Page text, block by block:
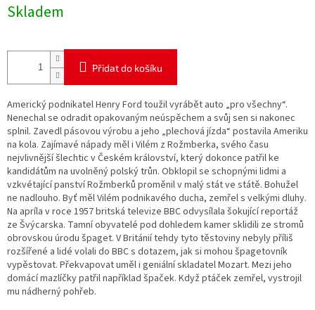
cena:
Skladem
Přidat do košíku
Americký podnikatel Henry Ford toužil vyrábět auto „pro všechny“.
Nenechal se odradit opakovaným neúspěchem a svůj sen si nakonec
splnil. Zavedl pásovou výrobu a jeho „plechová jízda“ postavila Ameriku
na kola. Zajímavé nápady měl i Vilém z Rožmberka, svého času
nejvlivnější šlechtic v Českém království, který dokonce patřil ke
kandidátům na uvolněný polský trůn. Obklopil se schopnými lidmi a
vzkvétající panství Rožmberků proměnil v malý stát ve státě. Bohužel
ne nadlouho. Byť měl Vilém podnikavého ducha, zemřel s velkými dluhy.
Na apríla v roce 1957 britská televize BBC odvysílala šokující reportáž
ze Švýcarska. Tamní obyvatelé pod dohledem kamer sklidili ze stromů
obrovskou úrodu špaget. V Británií tehdy tyto těstoviny nebyly příliš
rozšířené a lidé volali do BBC s dotazem, jak si mohou špagetovník
vypěstovat. Překvapovat uměl i geniální skladatel Mozart. Mezi jeho
domácí mazlíčky patřil například špaček. Když ptáček zemřel, vystrojil
mu nádherný pohřeb.